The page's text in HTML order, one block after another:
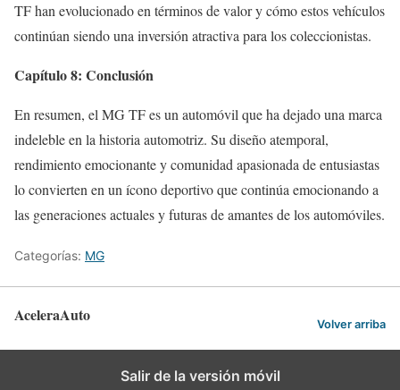
TF han evolucionado en términos de valor y cómo estos vehículos
continúan siendo una inversión atractiva para los coleccionistas.
Capítulo 8: Conclusión
En resumen, el MG TF es un automóvil que ha dejado una marca
indeleble en la historia automotriz. Su diseño atemporal,
rendimiento emocionante y comunidad apasionada de entusiastas
lo convierten en un ícono deportivo que continúa emocionando a
las generaciones actuales y futuras de amantes de los automóviles.
Categorías: MG
AceleraAuto Volver arriba
Salir de la versión móvil